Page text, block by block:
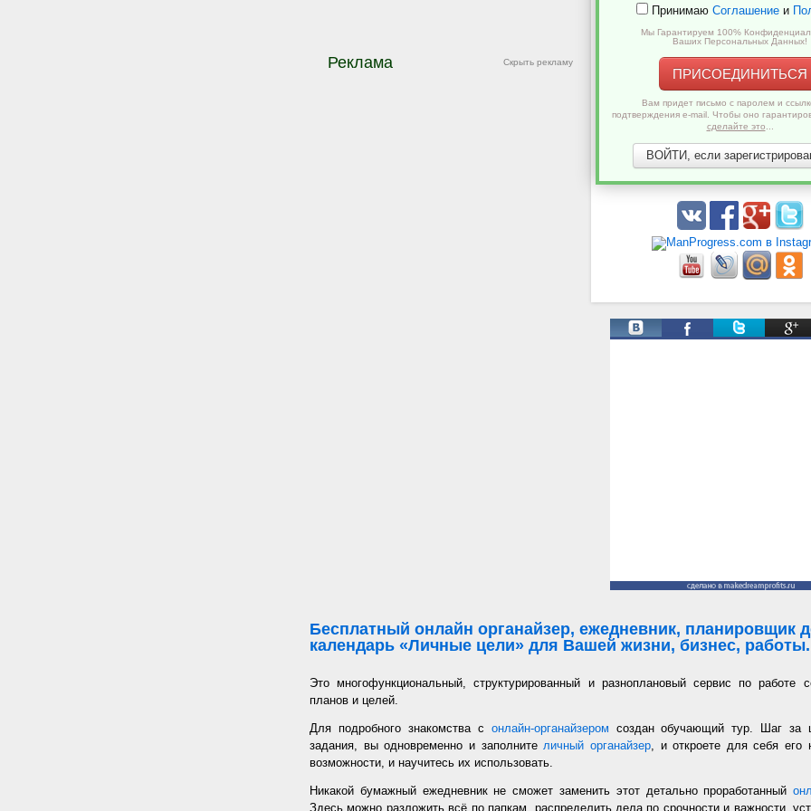
Скрыть рекламу
Реклама
Принимаю Соглашениеи
Мы Гарантируем 100%
Ваших Персональных Данных!
ПРИСОЕДИНИТЬСЯ
Вам придет письмо с паролем и
подтверждения e-mail. Чтобы оно
сделайте это
ВОЙТИ, если
Бесплатный онлайн органайзер, ежедневник, планировщик
календарь «Личные цели» для Вашей жизни, бизнес,
Это многофункциональный, структурированный и разноплановый сервис по работе
планов и целей.
Для подробного знакомства с онлайн-органайзером создан обучающий тур. Шаг за
задания, вы одновременно и заполнителичный органайзер, и откроете для себя его
возможности, и научитесь их использовать.
Никакой бумажный ежедневник не сможет заменить этот детально проработанный
Здесь можно разложить всё по папкам, распределить дела по срочности и важности,